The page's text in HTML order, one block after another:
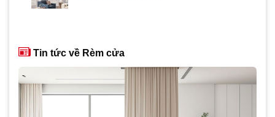
Tin tức về Rèm cửa